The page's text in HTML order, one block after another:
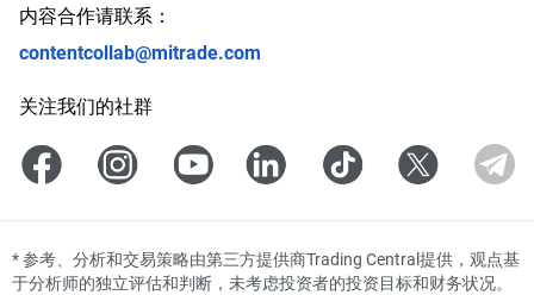
内容合作请联系：
contentcollab@mitrade.com
关注我们的社群
*参考、分析和交易策略由第三方提供商Trading Central提供，观点基
于分析师的独立评估和判断，未考虑投资者的投资目标和财务状况。